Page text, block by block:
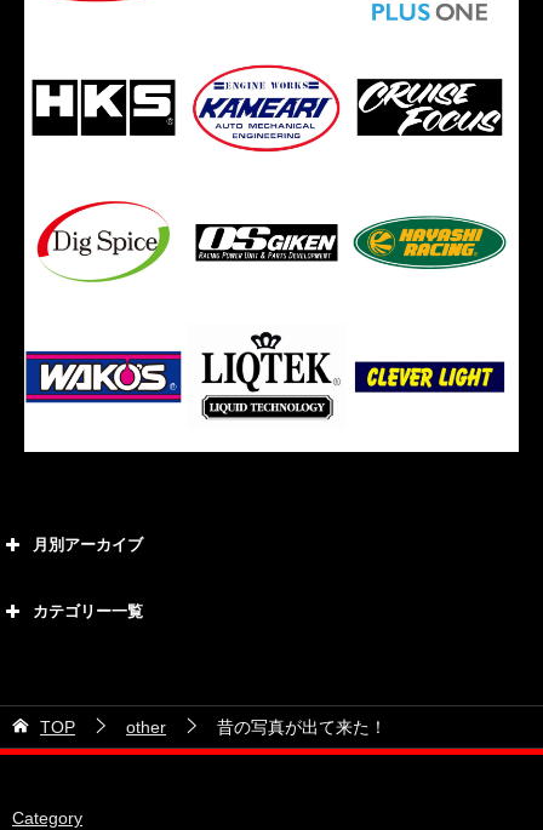
月別アーカイブ
2026年5月
2026年4月
カテゴリー一覧
21号車
28号車
TOP other 昔の写真が出て来た！
Category